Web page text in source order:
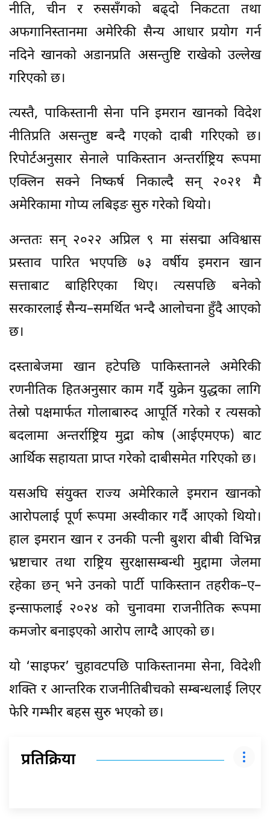
नीति, चीन र रुससँगको बढ्दो निकटता तथा
अफगानिस्तानमा अमेरिकी सैन्य आधार प्रयोग गर्न
नदिने खानको अडानप्रति असन्तुष्टि राखेको उल्लेख
गरिएको छ।
त्यस्तै, पाकिस्तानी सेना पनि इमरान खानको विदेश
नीतिप्रति असन्तुष्ट बन्दै गएको दाबी गरिएको छ।
रिपोर्टअनुसार सेनाले पाकिस्तान अन्तर्राष्ट्रिय रूपमा
एक्लिन सक्ने निष्कर्ष निकाल्दै सन् २०२१ मै
अमेरिकामा गोप्य लबिइङ सुरु गरेको थियो।
अन्ततः सन् २०२२ अप्रिल ९ मा संसद्मा अविश्वास
प्रस्ताव पारित भएपछि ७३ वर्षीय इमरान खान
सत्ताबाट बाहिरिएका थिए। त्यसपछि बनेको
सरकारलाई सैन्य–समर्थित भन्दै आलोचना हुँदै आएको
छ।
दस्ताबेजमा खान हटेपछि पाकिस्तानले अमेरिकी
रणनीतिक हितअनुसार काम गर्दै युक्रेन युद्धका लागि
तेस्रो पक्षमार्फत गोलाबारुद आपूर्ति गरेको र त्यसको
बदलामा अन्तर्राष्ट्रिय मुद्रा कोष (आईएमएफ) बाट
आर्थिक सहायता प्राप्त गरेको दाबीसमेत गरिएको छ।
यसअघि संयुक्त राज्य अमेरिकाले इमरान खानको
आरोपलाई पूर्ण रूपमा अस्वीकार गर्दै आएको थियो।
हाल इमरान खान र उनकी पत्नी बुशरा बीबी विभिन्न
भ्रष्टाचार तथा राष्ट्रिय सुरक्षासम्बन्धी मुद्दामा जेलमा
रहेका छन् भने उनको पार्टी पाकिस्तान तहरीक–ए–
इन्साफलाई २०२४ को चुनावमा राजनीतिक रूपमा
कमजोर बनाइएको आरोप लाग्दै आएको छ।
यो ‘साइफर’ चुहावटपछि पाकिस्तानमा सेना, विदेशी
शक्ति र आन्तरिक राजनीतिबीचको सम्बन्धलाई लिएर
फेरि गम्भीर बहस सुरु भएको छ।
प्रतिक्रिया